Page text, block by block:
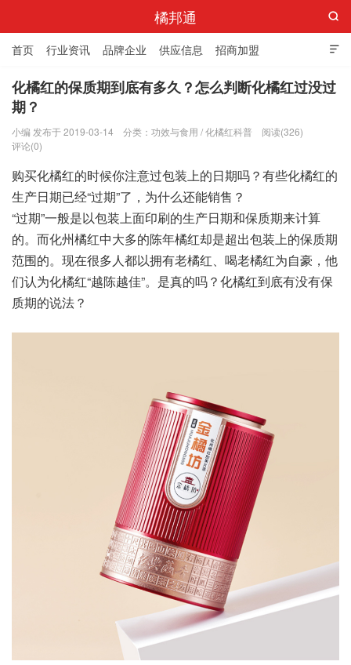
橘邦通

首页 行业资讯 品牌企业 供应信息 招商加盟
标准与产值 化橘红科普 化橘红专卖店

化橘红的保质期到底有多久？怎么判断化橘红过没过
期？
小编 发布于 2019-03-14 分类： 功效与食用 /化橘红科普
阅读(326)
评论(0)
购买化橘红的时候你注意过包装上的日期吗？有些化橘红的
生产日期已经“过期”了，为什么还能销售？
“过期”一般是以包装上面印刷的生产日期和保质期来计算
的。而化州橘红中大多的陈年橘红却是超出包装上的保质期
范围的。现在很多人都以拥有老橘红、喝老橘红为自豪，他
们认为化橘红“越陈越佳”。是真的吗？化橘红到底有没有保
质期的说法？